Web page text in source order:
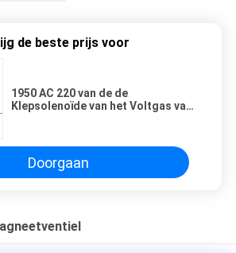
de beste prijs voor
1950 AC 220 van de de
Klepsolenoïde van het Voltgas van
Doorgaan